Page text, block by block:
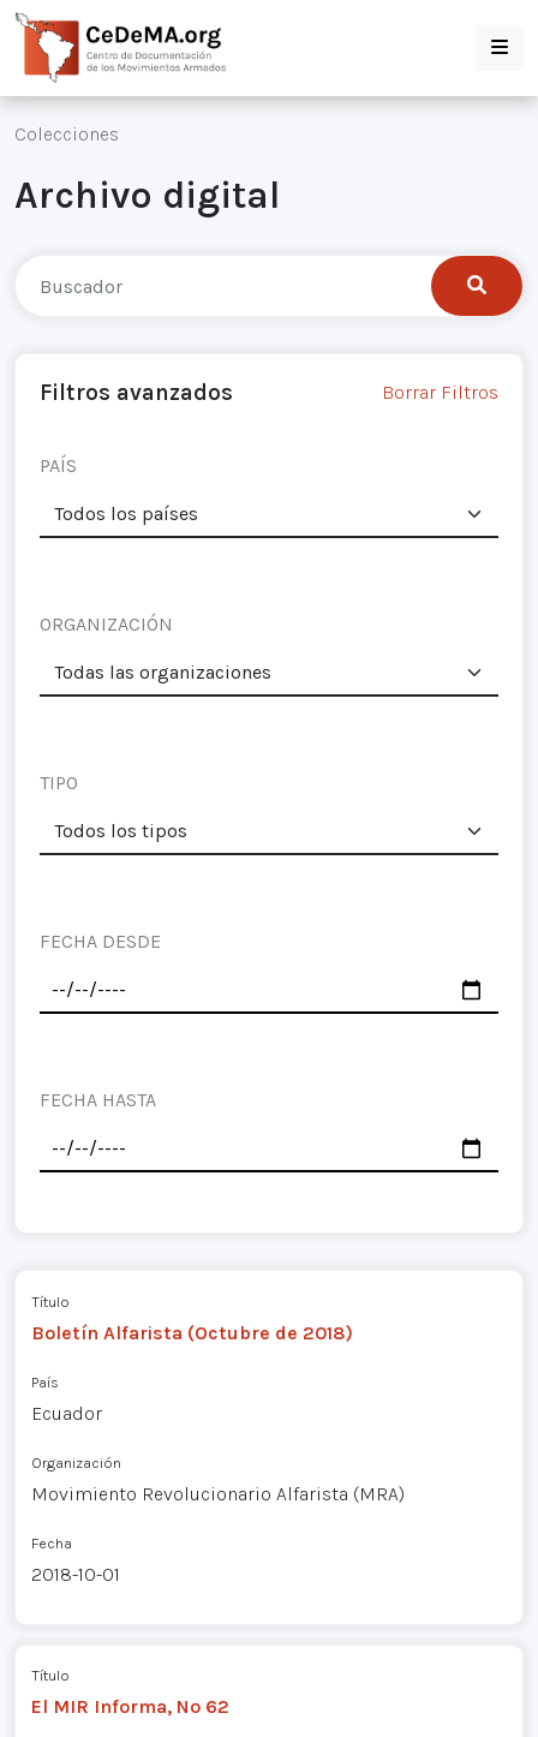
Colecciones
Archivo digital
Filtros avanzados Borrar Filtros
PAÍS
ORGANIZACIÓN
TIPO
FECHA DESDE
FECHA HASTA
Título
Boletín Alfarista (Octubre de 2018)
País
Ecuador
Organización
Movimiento Revolucionario Alfarista (MRA)
Fecha
2018-10-01
Título
El MIR Informa, Nº 62